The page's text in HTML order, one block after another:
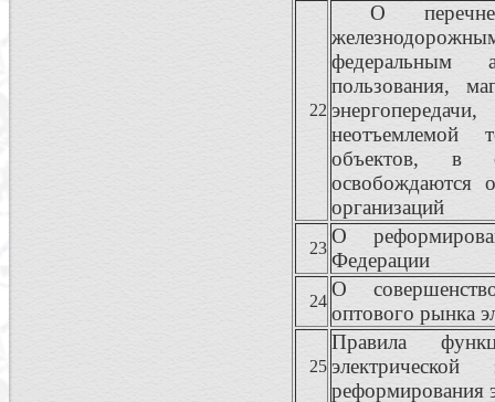
22
О перечне
федеральным
пользования,
неотъемлемой
объектов, в
освобождаются
организаций
23
О
Федерации
24
О
оптового рынка
25
Правила
реформирования